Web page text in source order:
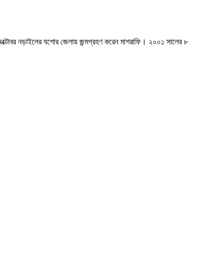
নড়াইলের যশোর জেলায় জন্মগ্রহণ করেন মাশরাফি। ২০০১ সালের ৮